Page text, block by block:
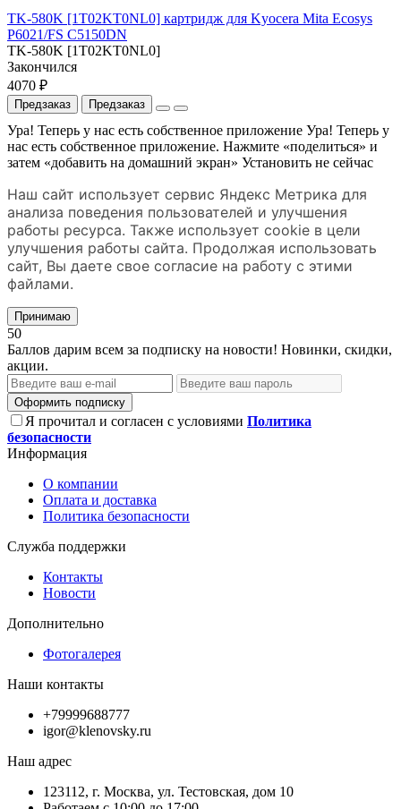
TK-580K [1T02KT0NL0] картридж для Kyocera Mita Ecosys
P6021/FS C5150DN
TK-580K [1T02KT0NL0]
Закончился
4070 ₽
Предзаказ Предзаказ
Ура! Теперь у нас есть собственное приложение Ура! Теперь у
нас есть собственное приложение. Нажмите «поделиться» и
затем «добавить на домашний экран» Установить не сейчас
Наш сайт использует сервис Яндекс Метрика для
анализа поведения пользователей и улучшения
работы ресурса. Также использует cookie в цели
улучшения работы сайта. Продолжая использовать
сайт, Вы даете свое согласие на работу с этими
файлами.
Принимаю
50
Баллов дарим всем за подписку на новости! Новинки, скидки,
акции.
Оформить подписку
Я прочитал и согласен с условиями Политика
безопасности
Информация
О компании
Оплата и доставка
Политика безопасности
Служба поддержки
Контакты
Новости
Дополнительно
Фотогалерея
Наши контакты
+79999688777
igor@klenovsky.ru
Наш адрес
123112, г. Москва, ул. Тестовская, дом 10